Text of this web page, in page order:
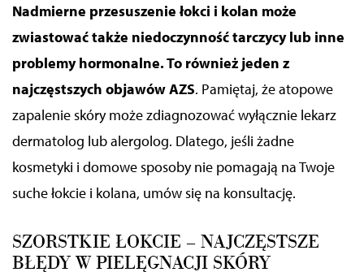
Nadmierne przesuszenie łokci i kolan może
zwiastować także niedoczynność tarczycy lub inne
problemy hormonalne. To również jeden z
najczęstszych objawów AZS. Pamiętaj, żeatopowe
zapalenie skóry może zdiagnozować wyłącznie lekarz
dermatolog lub alergolog. Dlatego, jeśli żadne
kosmetyki i domowe sposoby nie pomagają na Twoje
suche łokcie i kolana, umów się na konsultację.
SZORSTKIE ŁOKCIE – NAJCZĘSTSZE
BŁĘDY W PIELĘGNACJI SKÓRY